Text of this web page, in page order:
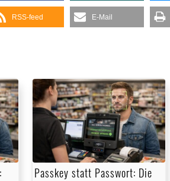
RSS-feed E-Mail
Passkey statt Passwort: Die